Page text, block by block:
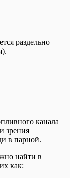
раздельно
канала
зрения
в парной.
найти в
как: